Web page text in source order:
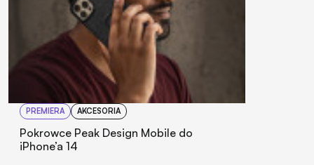
PREMIERA AKCESORIA
Pokrowce Peak Design Mobile do
iPhone’a 14